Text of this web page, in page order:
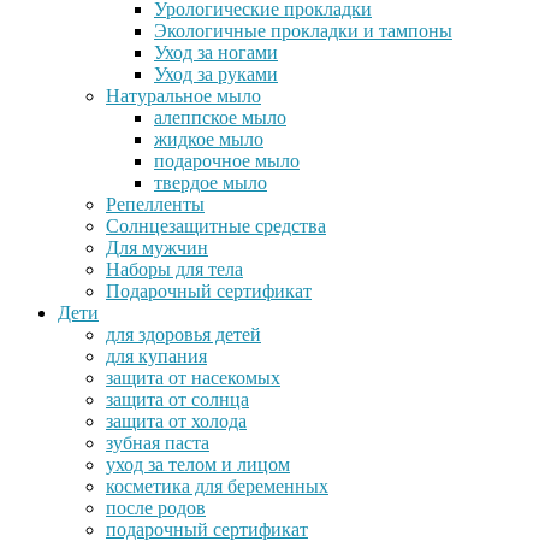
Урологические прокладки
Экологичные прокладки и тампоны
Уход за ногами
Уход за руками
Натуральное мыло
алеппское мыло
жидкое мыло
подарочное мыло
твердое мыло
Репелленты
Солнцезащитные средства
Для мужчин
Наборы для тела
Подарочный сертификат
Дети
для здоровья детей
для купания
защита от насекомых
защита от солнца
защита от холода
зубная паста
уход за телом и лицом
косметика для беременных
после родов
подарочный сертификат